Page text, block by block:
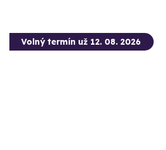
Volný termín už 12. 08. 2026